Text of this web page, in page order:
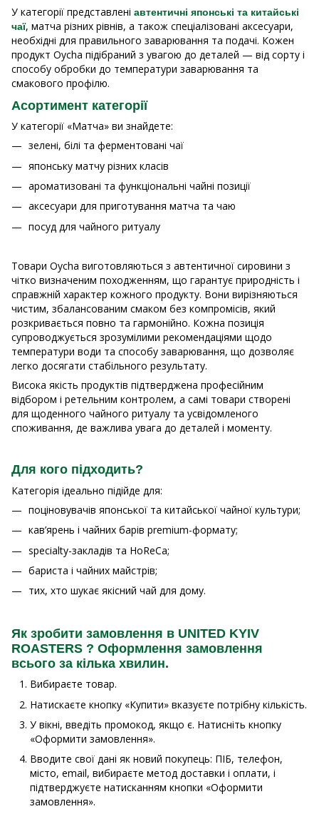
У категорії представлені автентичні японські та китайські
чаї, матча різних рівнів, а також спеціалізовані аксесуари,
необхідні для правильного заварювання та подачі. Кожен
продукт Oycha підібраний з увагою до деталей — від сорту і
способу обробки до температури заварювання та
смакового профілю.
Асортимент категорії
У категорії «Матча» ви знайдете:
зелені, білі та ферментовані чаї
японську матчу різних класів
ароматизовані та функціональні чайні позиції
аксесуари для приготування матча та чаю
посуд для чайного ритуалу
Товари Oycha виготовляються з автентичної сировини з
чітко визначеним походженням, що гарантує природність і
справжній характер кожного продукту. Вони вирізняються
чистим, збалансованим смаком без компромісів, який
розкривається повно та гармонійно. Кожна позиція
супроводжується зрозумілими рекомендаціями щодо
температури води та способу заварювання, що дозволяє
легко досягати стабільного результату.
Висока якість продуктів підтверджена професійним
відбором і ретельним контролем, а самі товари створені
для щоденного чайного ритуалу та усвідомленого
споживання, де важлива увага до деталей і моменту.
Для кого підходить?
Категорія ідеально підійде для:
поціновувачів японської та китайської чайної культури;
кав’ярень і чайних барів premium-формату;
specialty-закладів та HoReCa;
бариста і чайних майстрів;
тих, хто шукає якісний чай для дому.
Як зробити замовлення в UNITED KYIV
ROASTERS ? Оформлення замовлення
всього за кілька хвилин.
Вибираєте товар.
Натискаєте кнопку «Купити» вказуєте потрібну кількість.
У вікні, введіть промокод, якщо є. Натисніть кнопку
«Оформити замовлення».
Вводите свої дані як новий покупець: ПІБ, телефон,
місто, email, вибираєте метод доставки і оплати, і
підтверджуєте натисканням кнопки «Оформити
замовлення».